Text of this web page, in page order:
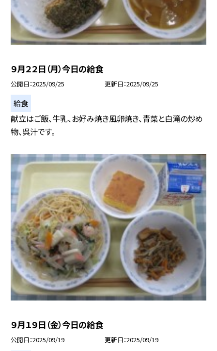
９月２２日（月）今日の給食
公開日 2025/09/25 更新日 2025/09/25
給食
献立はご飯、牛乳、お好み焼き風卵焼き、青菜と白滝の炒め
物、呉汁です。
９月１９日（金）今日の給食
公開日 2025/09/19 更新日 2025/09/19